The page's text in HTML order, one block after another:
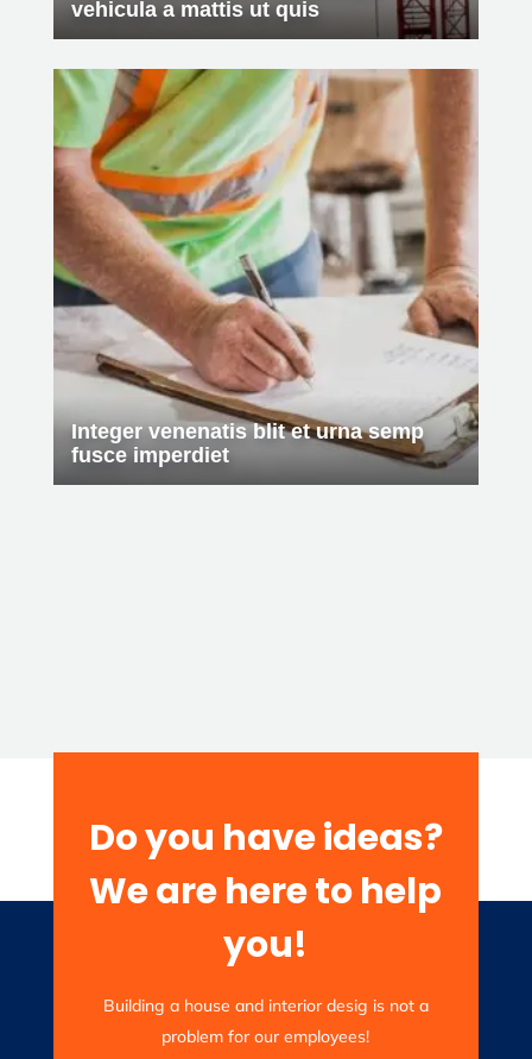
vehicula a mattis ut quis
Integer venenatis blit et urna semp
fusce imperdiet
Do you have ideas?
We are here to help
you!
Building a house and interior desig is not a
problem for our employees!